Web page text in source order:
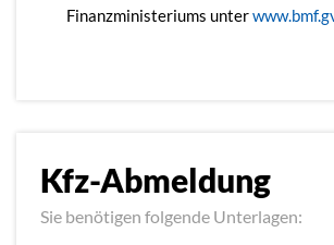
Finanzministeriums unter
Kfz-Abmeldung
Sie benötigen folgende Unterlagen: